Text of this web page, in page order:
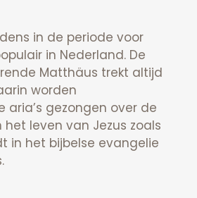
in de periode voor
in Nederland. De
Matthäus trekt altijd
worden
aria’s gezongen over de
leven van Jezus zoals
in het bijbelse evangelie